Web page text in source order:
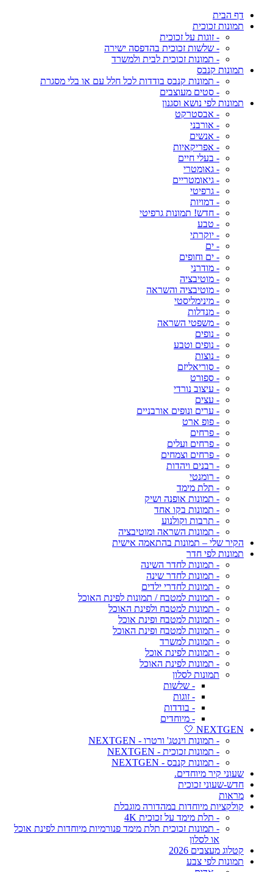
דף הבית
תמונות זכוכית
- זוגות על זכוכית
- שלשות זכוכית בהדפסה ישירה
- תמונות זכוכית לבית ולמשרד
תמונות קנבס
- תמונות קנבס בודדות לכל חלל עם או בלי מסגרת
- סטים מעוצבים
תמונות לפי נושא וסגנון
- אבסטרקט
- אורבני
- אנשים
- אפריקאיות
- בעלי חיים
- גאומטרי
- גיאומטריים
- גרפיטי
- דמויות
- חדש! תמונות גרפיטי
- טבע
- יוקרתי
- ים
- ים וחופים
- מודרני
- מוטיבציה
- מוטיבציה והשראה
- מינימליסטי
- מנדלות
- משפטי השראה
- נופים
- נופים וטבע
- נוצות
- סוריאליזם
- ספורט
- עיצוב נורדי
- עצים
- ערים ונופים אורבניים
- פופ ארט
- פרחים
- פרחים ועלים
- פרחים וצמחים
- רבנים ויהדות
- רומנטי
- תלת מימד
- תמונות אופנה ושיק
- תמונות בקו אחד
- תרבות וקולנוע
- תמונות השראה ומוטיבציה
הקיר שלי – תמונות בהתאמה אישית
תמונות לפי חדר
- תמונות לחדר השינה
- תמונות לחדר שינה
- תמונות לחדרי ילדים
- תמונות למטבח / תמונות לפינת האוכל
- תמונות למטבח ולפינת האוכל
- תמונות למטבח ופינת אוכל
- תמונות למטבח ופינת האוכל
- תמונות למשרד
- תמונות לפינת אוכל
- תמונות לפינת האוכל
תמונות לסלון
- שלשות
- זוגות
- בודדות
- מיוחדים
NEXTGEN 🤍
- תמונות וינטג' ורטרו - NEXTGEN
- תמונות זכוכית - NEXTGEN
- תמונות קנבס - NEXTGEN
שעוני קיר מיוחדים.
חדש-שעוני זכוכית
מראות
קולקציות מיוחדות במהדורה מוגבלת
- תלת מימד על זכוכית 4K
- תמונות זכוכית תלת מימד פנורמיות מיוחדות לפינת אוכל
או לסלון
קטלוג מעצבים 2026
תמונות לפי צבע